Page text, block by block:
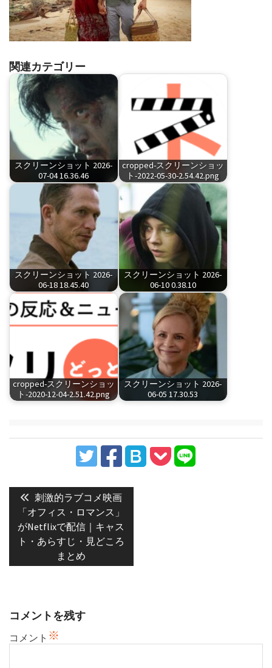
関連カテゴリー
スクリーンショット 2026-
07-04 16.36.46
cropped-スクリーンショッ
ト-2022-05-30-2.54.42.png
スクリーンショット 2026-
06-18 18.45.40
スクリーンショット 2026-
06-10 0.38.10
cropped-スクリーンショッ
ト-2020-12-04-2.51.42.png
スクリーンショット 2026-
06-05 17.30.53
ビ
Previous
post:
刺激的ラブコメ映画
「オフィス・ロマンス」
がNetflixで配信｜キャス
ト・あらすじ・見どころ
まとめ
コメントを残す
コメント ※